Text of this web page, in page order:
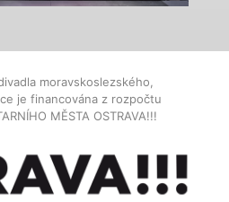
moravskoslezského,
je financována z rozpočtu
MĚSTA OSTRAVA!!!